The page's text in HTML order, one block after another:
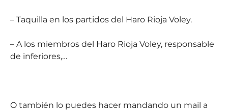
– Taquilla en los partidos del Haro Rioja Voley.
– A los miembros del Haro Rioja Voley, responsable
de inferiores,…
O también lo puedes hacer mandando un mail a